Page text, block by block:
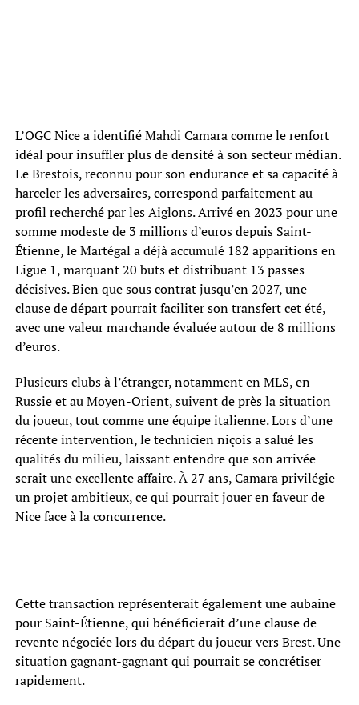
L’OGC Nice a identifié Mahdi Camara comme le renfort
idéal pour insuffler plus de densité à son secteur médian.
Le Brestois, reconnu pour son endurance et sa capacité à
harceler les adversaires, correspond parfaitement au
profil recherché par les Aiglons. Arrivé en 2023 pour une
somme modeste de 3 millions d’euros depuis Saint-
Étienne, le Martégal a déjà accumulé 182 apparitions en
Ligue 1, marquant 20 buts et distribuant 13 passes
décisives. Bien que sous contrat jusqu’en 2027, une
clause de départ pourrait faciliter son transfert cet été,
avec une valeur marchande évaluée autour de 8 millions
d’euros.
Plusieurs clubs à l’étranger, notamment en MLS, en
Russie et au Moyen-Orient, suivent de près la situation
du joueur, tout comme une équipe italienne. Lors d’une
récente intervention, le technicien niçois a salué les
qualités du milieu, laissant entendre que son arrivée
serait une excellente affaire. À 27 ans, Camara privilégie
un projet ambitieux, ce qui pourrait jouer en faveur de
Nice face à la concurrence.
Cette transaction représenterait également une aubaine
pour Saint-Étienne, qui bénéficierait d’une clause de
revente négociée lors du départ du joueur vers Brest. Une
situation gagnant-gagnant qui pourrait se concrétiser
rapidement.